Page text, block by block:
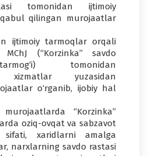
tomonidan ijtimoiy
qilingan murojaatlar
ijtimoiy tarmoqlar orqali
MChJ (“Korzinka” savdo
tomonidan
xizmatlar yuzasidan
o‘rganib, ijobiy hal
“Korzinka”
oziq-ovqat va sabzavot
sifati, xaridlarni amalga
narxlarning savdo rastasi